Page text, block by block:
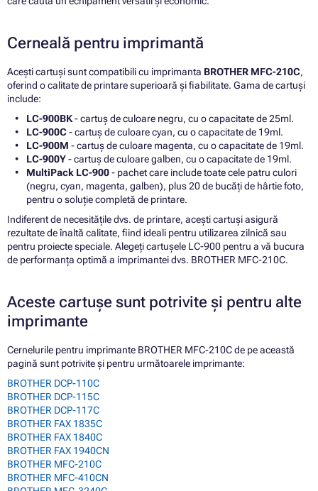
Cerneală pentru imprimantă
Acești cartuși sunt compatibili cu imprimanta BROTHER MFC-210C,
oferind o calitate de printare superioară și fiabilitate. Gama de cartuși
include:
LC-900BK- cartuș de culoare negru, cu o capacitate de 25ml.
LC-900C - cartuș de culoare cyan, cu o capacitate de 19ml.
LC-900M - cartuș de culoare magenta, cu o capacitate de 19ml.
LC-900Y- cartuș de culoare galben, cu o capacitate de 19ml.
MultiPack LC-900- pachet care include toate cele patru culori
(negru, cyan, magenta, galben), plus 20 de bucăți de hârtie foto,
pentru o soluție completă de printare.
Indiferent de necesitățile dvs. de printare, acești cartuși asigură
rezultate de înaltă calitate, fiind ideali pentru utilizarea zilnică sau
pentru proiecte speciale. Alegeți cartușele LC-900 pentru a vă bucura
de performanța optimă a imprimantei dvs. BROTHER MFC-210C.
Aceste cartușe sunt potrivite și pentru alte
imprimante
Cernelurile pentru imprimante BROTHER MFC-210C de pe această
pagină sunt potrivite și pentru următoarele imprimante:
BROTHER DCP-110C
BROTHER DCP-115C
BROTHER DCP-117C
BROTHER FAX 1835C
BROTHER FAX 1840C
BROTHER FAX 1940CN
BROTHER MFC-210C
BROTHER MFC-410CN